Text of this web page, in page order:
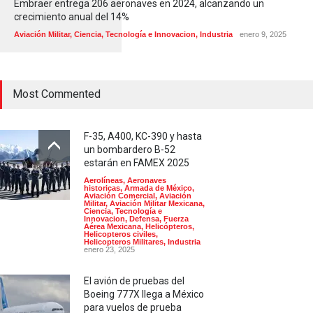
Embraer entrega 206 aeronaves en 2024, alcanzando un
crecimiento anual del 14%
Aviación Militar, Ciencia, Tecnología e Innovacion, Industria enero 9, 2025
Most Commented
F-35, A400, KC-390 y hasta
un bombardero B-52
estarán en FAMEX 2025
Aerolíneas, Aeronaves
historicas, Armada de México,
Aviación Comercial, Aviación
Militar, Aviación Militar Mexicana,
Ciencia, Tecnología e
Innovacion, Defensa, Fuerza
Aérea Mexicana, Helicópteros,
Helicopteros civiles,
Helicopteros Militares, Industria
enero 23, 2025
El avión de pruebas del
Boeing 777X llega a México
para vuelos de prueba